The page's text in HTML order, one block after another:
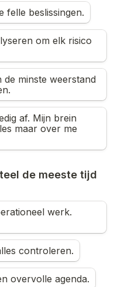
felle beslissingen.
om elk risico
minste weerstand
af. Mijn brein
maar over me
de meeste tijd
werk.
controleren.
overvolle agenda.